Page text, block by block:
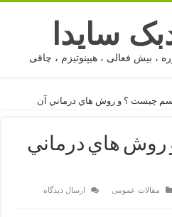
سایدا
، بیش فعالی ، هیپنوتیزم ، چاقی
چيست ؟ و روش هاي درماني آن
روش هاي درماني
مقالات عمومی
ارسال دیدگاه